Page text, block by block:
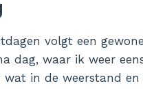
volgt een
dag, waar ik weer
wat in de weerstand